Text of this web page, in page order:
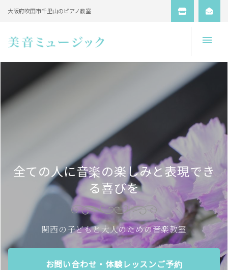
大阪府吹田市千里山のピアノ教室
全ての人に音楽の楽しみと表現でき
る喜びを
関西の子どもと大人のための音楽教室
お問い合わせ・体験レッスンご予約